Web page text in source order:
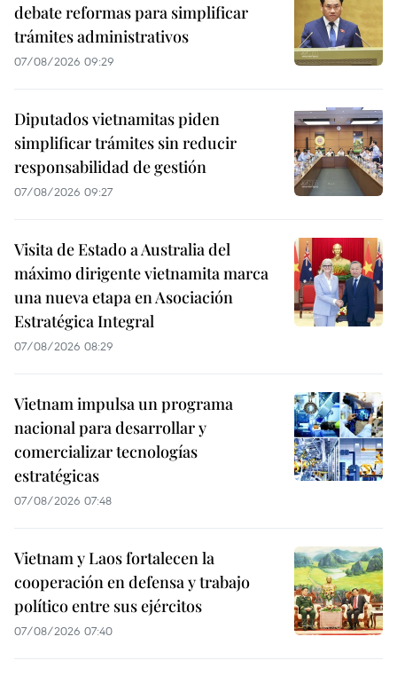
debate reformas para simplificar
trámites administrativos
07/08/2026 09:29
Diputados vietnamitas piden
simplificar trámites sin reducir
responsabilidad de gestión
07/08/2026 09:27
Visita de Estado a Australia del
máximo dirigente vietnamita marca
una nueva etapa en Asociación
Estratégica Integral
07/08/2026 08:29
Vietnam impulsa un programa
nacional para desarrollar y
comercializar tecnologías
estratégicas
07/08/2026 07:48
Vietnam y Laos fortalecen la
cooperación en defensa y trabajo
político entre sus ejércitos
07/08/2026 07:40